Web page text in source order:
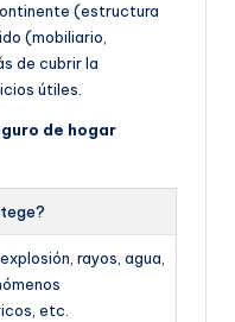
(estructura
(mobiliario,
de cubrir la
útiles.
de hogar
rayos, agua,
etc.